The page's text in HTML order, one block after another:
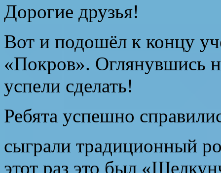
Дорогие друзья!
Вот и подошёл к концу
«Покров». Оглянувшись
успели сделать!
Ребята успешно
сыграли традиционный
этот раз это был